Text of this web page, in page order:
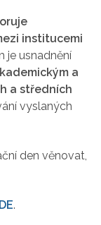
institucemi
je usnadnění
a
a středních
vyslaných
den věnovat,
.